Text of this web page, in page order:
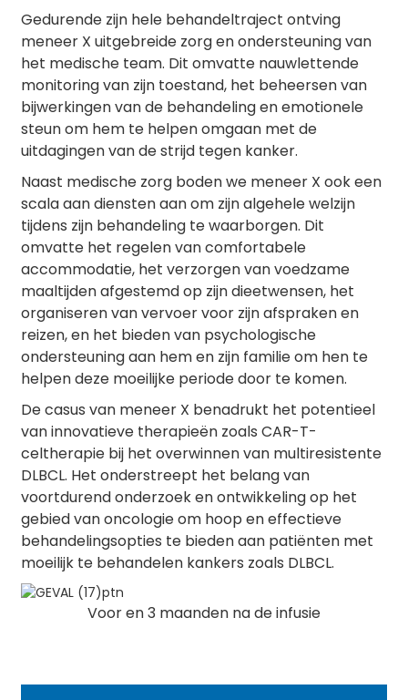
Gedurende zijn hele behandeltraject ontving
meneer X uitgebreide zorg en ondersteuning van
het medische team. Dit omvatte nauwlettende
monitoring van zijn toestand, het beheersen van
bijwerkingen van de behandeling en emotionele
steun om hem te helpen omgaan met de
uitdagingen van de strijd tegen kanker.
Naast medische zorg boden we meneer X ook een
scala aan diensten aan om zijn algehele welzijn
tijdens zijn behandeling te waarborgen. Dit
omvatte het regelen van comfortabele
accommodatie, het verzorgen van voedzame
maaltijden afgestemd op zijn dieetwensen, het
organiseren van vervoer voor zijn afspraken en
reizen, en het bieden van psychologische
ondersteuning aan hem en zijn familie om hen te
helpen deze moeilijke periode door te komen.
De casus van meneer X benadrukt het potentieel
van innovatieve therapieën zoals CAR-T-
celtherapie bij het overwinnen van multiresistente
DLBCL. Het onderstreept het belang van
voortdurend onderzoek en ontwikkeling op het
gebied van oncologie om hoop en effectieve
behandelingsopties te bieden aan patiënten met
moeilijk te behandelen kankers zoals DLBCL.
Voor en 3 maanden na de infusie